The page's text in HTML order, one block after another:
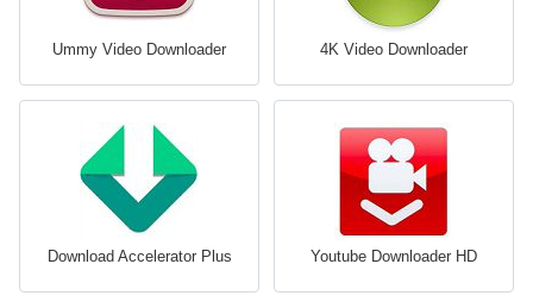
Ummy Video Downloader 4K Video Downloader
Download Accelerator Plus Youtube Downloader HD